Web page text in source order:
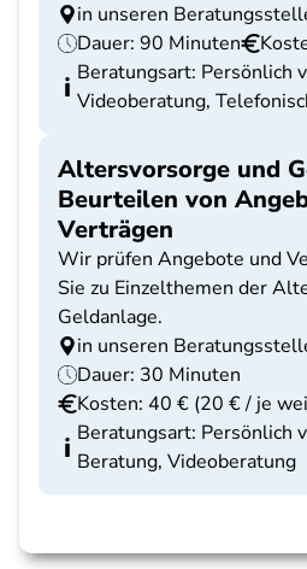
in unseren
Dauer: 90 Minuten
Beratungsart: Persönlich
Videoberatung,
Altersvorsorge und
Beurteilen von
Verträgen
Wir prüfen Angebote und
Sie zu Einzelthemen der
Geldanlage.
in unseren
Dauer: 30 Minuten
Kosten: 40 € (20 € / je
Beratungsart: Persönlich
Beratung, Videoberatung